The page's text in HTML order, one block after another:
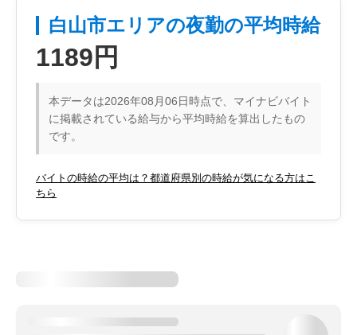
白山市エリアの夜勤の平均時給
1189円
本データは2026年08月06日時点で、マイナビバイト
に掲載されている給与から平均時給を算出したもの
です。
バイトの時給の平均は？都道府県別の時給が気になる方はこ
ちら